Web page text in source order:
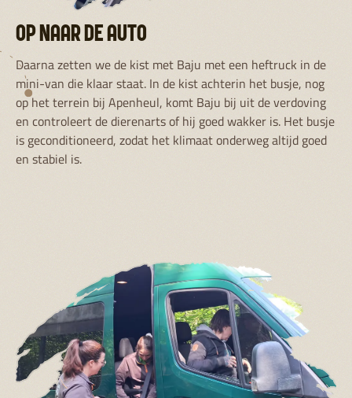
OP NAAR DE AUTO
Daarna zetten we de kist met Baju met een heftruck in de
mini-van die klaar staat. In de kist achterin het busje, nog
op het terrein bij Apenheul, komt Baju bij uit de verdoving
en controleert de dierenarts of hij goed wakker is. Het busje
is geconditioneerd, zodat het klimaat onderweg altijd goed
en stabiel is.